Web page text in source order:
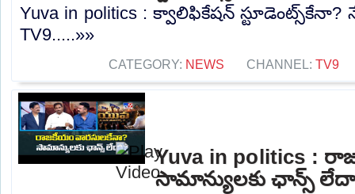
Yuva in politics : క్వాలిఫికేషన్
TV9.....»»
CATEGORY: NEWS CHANNEL: TV9
Yuva in politics :
సామాన్యులకు ఛాన్స్